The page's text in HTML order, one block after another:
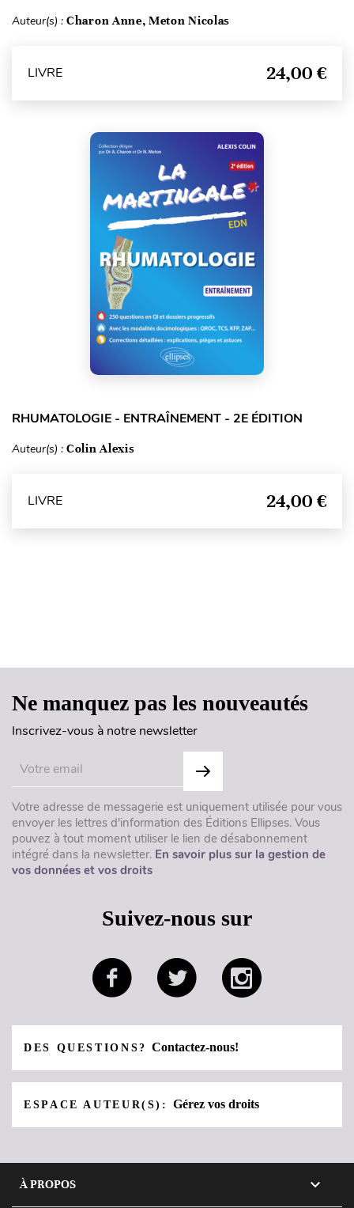
Auteur(s) : Charon Anne, Meton Nicolas
LIVRE 24,00 €
RHUMATOLOGIE - ENTRAÎNEMENT - 2E ÉDITION
Auteur(s) : Colin Alexis
LIVRE 24,00 €
Ne manquez pas les nouveautés
Inscrivez-vous à notre newsletter
Votre adresse de messagerie est uniquement utilisée pour vous
envoyer les lettres d'information des Éditions Ellipses. Vous
pouvez à tout moment utiliser le lien de désabonnement
intégré dans la newsletter. En savoir plus sur la gestion de
vos données et vos droits
Suivez-nous sur
DES QUESTIONS?Contactez-nous!
ESPACE AUTEUR(S):Gérez vos droits
À PROPOS 